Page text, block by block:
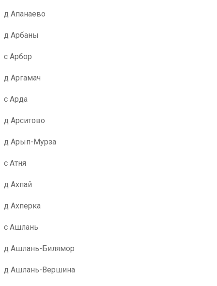
д Апанаево
д Арбаны
с Арбор
д Аргамач
с Арда
д Арситово
д Арып-Мурза
с Атня
д Ахпай
д Ахперка
с Ашлань
д Ашлань-Билямор
д Ашлань-Вершина